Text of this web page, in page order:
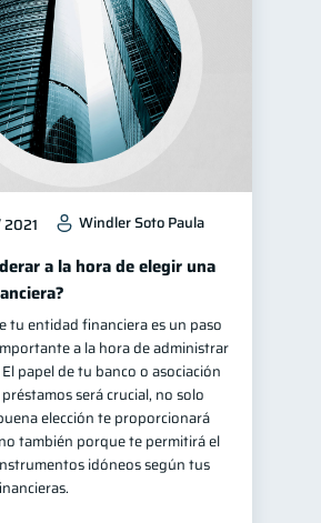
Windler Soto Paula
a la hora de elegir una
tu entidad financiera es un paso
a la hora de administrar
papel de tu banco o asociación
será crucial, no solo
elección te proporcionará
también porque te permitirá el
idóneos según tus